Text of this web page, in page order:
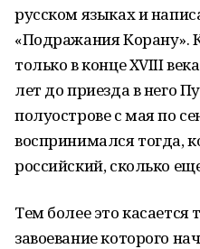
русском языках и
«Подражания Корану».
только в конце XVIII
лет до приезда в него
полуострове с мая по
воспринимался тогда,
российский, сколько
Тем более это касается
завоевание которого